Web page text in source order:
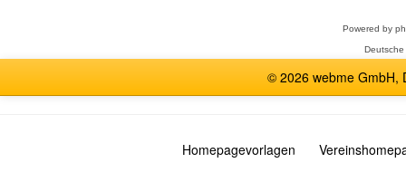
Powered by
© 2026 webme GmbH,
Homepagevorlagen